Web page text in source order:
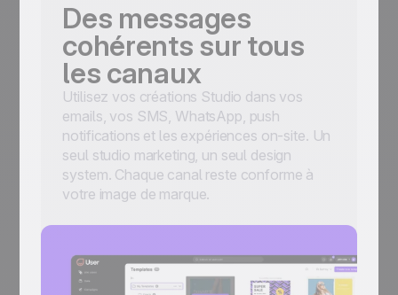
Des messages
cohérents sur tous
les canaux
Utilisez vos créations Studio dans vos
emails, vos SMS, WhatsApp, push
notifications et les expériences on-site. Un
seul studio marketing, un seul design
system. Chaque canal reste conforme à
votre image de marque.